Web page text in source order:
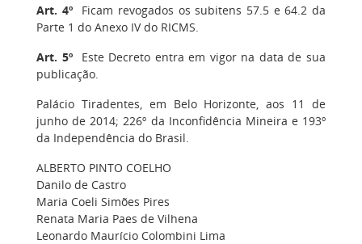
Art. 4ºFicam revogados os subitens 57.5 e 64.2 da
Parte 1 do Anexo IV do RICMS.
Art. 5ºEste Decreto entra em vigor na data de sua
publicação.
Palácio Tiradentes, em Belo Horizonte, aos 11 de
junho de 2014; 226º da Inconfidência Mineira e 193º
da Independência do Brasil.
ALBERTO PINTO COELHO
Danilo de Castro
Maria Coeli Simões Pires
Renata Maria Paes de Vilhena
Leonardo Maurício Colombini Lima